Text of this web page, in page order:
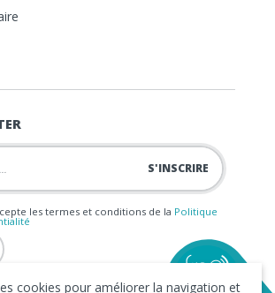
les termes et conditions de la Politique
cookies pour améliorer la navigation et